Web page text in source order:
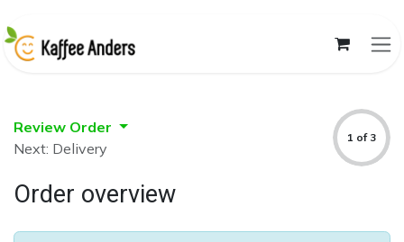
Review Order
Next: Delivery
1 of 3
Order overview